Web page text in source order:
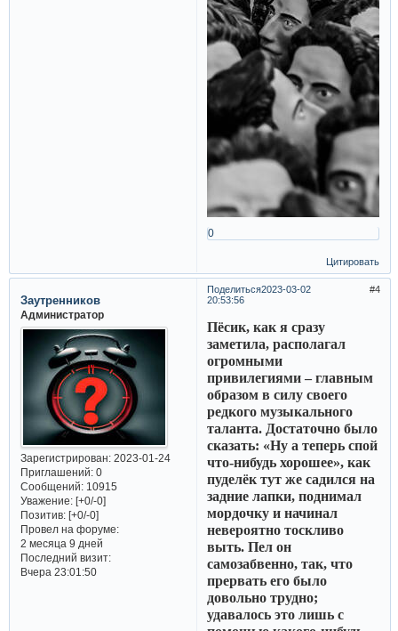
0
Цитировать
Поделиться 4
2023-03-02
20:53:56
Заутренников
Администратор
Зарегистрирован: 2023-01-24
Приглашений:0
Сообщений:10915
Уважение: [+0/-0]
Позитив: [+0/-0]
Провел на форуме:
2 месяца 9 дней
Последний визит:
Вчера 23:01:50
Пёсик, как я сразу
заметила, располагал
огромными
привилегиями – главным
образом в силу своего
редкого музыкального
таланта. Достаточно было
сказать: «Ну а теперь спой
что-нибудь хорошее», как
пуделёк тут же садился на
задние лапки, поднимал
мордочку и начинал
невероятно тоскливо
выть. Пел он
самозабвенно, так, что
прервать его было
довольно трудно;
удавалось это лишь с